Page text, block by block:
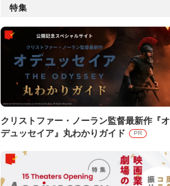
特集
クリストファー・ノーラン監督最新作『オ
デュッセイア』丸わかりガイド
PR